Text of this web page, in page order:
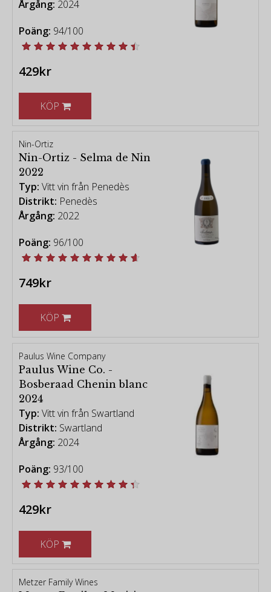
Årgång: 2024
Poäng: 94/100
429kr
KÖP
Nin-Ortiz
Nin-Ortiz - Selma de Nin
2022
Typ: Vitt vin från Penedès
Distrikt: Penedès
Årgång: 2022
Poäng: 96/100
749kr
KÖP
Paulus Wine Company
Paulus Wine Co. -
Bosberaad Chenin blanc
2024
Typ: Vitt vin från Swartland
Distrikt: Swartland
Årgång: 2024
Poäng: 93/100
429kr
KÖP
Metzer Family Wines